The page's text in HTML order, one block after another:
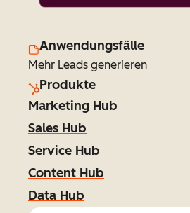
Anwendungsfälle
Mehr Leads generieren
Produkte
Marketing Hub
Sales Hub
Service Hub
Content Hub
Data Hub